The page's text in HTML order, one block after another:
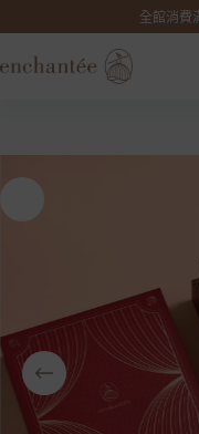
優雅星芒 – 雙層禮盒
NT$938
全館消費